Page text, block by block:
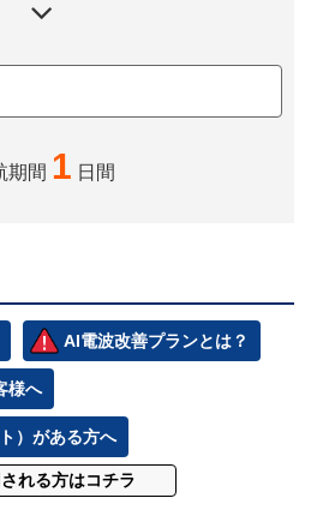

期間 1 日間
AI電波改善プランとは？
様へ
）がある方へ
れる方はコチラ